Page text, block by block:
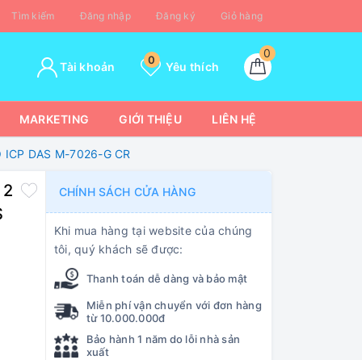
Tìm kiếm Đăng nhập Đăng ký Giỏ hàng
0
Yêu thích
0
Tài khoản
MARKETING GIỚI THIỆU LIÊN HỆ
DAS M-7026-G CR
CHÍNH SÁCH CỬA HÀNG
Khi mua hàng tại website của chúng
tôi, quý khách sẽ được:
Thanh toán dễ dàng và bảo mật
Miễn phí vận chuyển với đơn hàng
từ 10.000.000đ
Bảo hành 1 năm do lỗi nhà sản
xuất